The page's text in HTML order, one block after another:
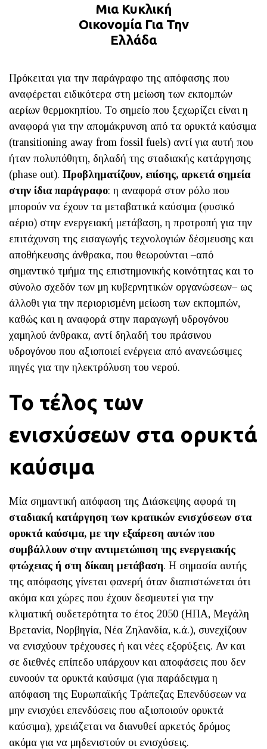
Μια Κυκλική
Οικονομία Για Την
Ελλάδα
Πρόκειται για την παράγραφο της απόφασης που
αναφέρεται ειδικότερα στη μείωση των εκπομπών
αερίων θερμοκηπίου. Το σημείο που ξεχωρίζει είναι η
αναφορά για την απομάκρυνση από τα ορυκτά καύσιμα
(transitioning away from fossil fuels) αντί για αυτή που
ήταν πολυπόθητη, δηλαδή της σταδιακής κατάργησης
(phase out). Προβληματίζουν, επίσης, αρκετά σημεία
στην ίδια παράγραφο: η αναφορά στον ρόλο που
μπορούν να έχουν τα μεταβατικά καύσιμα (φυσικό
αέριο) στην ενεργειακή μετάβαση, η προτροπή για την
επιτάχυνση της εισαγωγής τεχνολογιών δέσμευσης και
αποθήκευσης άνθρακα, που θεωρούνται –από
σημαντικό τμήμα της επιστημονικής κοινότητας και το
σύνολο σχεδόν των μη κυβερνητικών οργανώσεων– ως
άλλοθι για την περιορισμένη μείωση των εκπομπών,
καθώς και η αναφορά στην παραγωγή υδρογόνου
χαμηλού άνθρακα, αντί δηλαδή του πράσινου
υδρογόνου που αξιοποιεί ενέργεια από ανανεώσιμες
πηγές για την ηλεκτρόλυση του νερού.
Το τέλος των
ενισχύσεων στα ορυκτά
καύσιμα
Μία σημαντική απόφαση της Διάσκεψης αφορά τη
σταδιακή κατάργηση των κρατικών ενισχύσεων στα
ορυκτά καύσιμα, με την εξαίρεση αυτών που
συμβάλλουν στην αντιμετώπιση της ενεργειακής
φτώχειας ή στη δίκαιη μετάβαση. Η σημασία αυτής
της απόφασης γίνεται φανερή όταν διαπιστώνεται ότι
ακόμα και χώρες που έχουν δεσμευτεί για την
κλιματική ουδετερότητα το έτος 2050 (ΗΠΑ, Μεγάλη
Βρετανία, Νορβηγία, Νέα Ζηλανδία, κ.ά.), συνεχίζουν
να ενισχύουν τρέχουσες ή και νέες εξορύξεις. Αν και
σε διεθνές επίπεδο υπάρχουν και αποφάσεις που δεν
ευνοούν τα ορυκτά καύσιμα (για παράδειγμα η
απόφαση της Ευρωπαϊκής Τράπεζας Επενδύσεων να
μην ενισχύει επενδύσεις που αξιοποιούν ορυκτά
καύσιμα), χρειάζεται να διανυθεί αρκετός δρόμος
ακόμα για να μηδενιστούν οι ενισχύσεις.